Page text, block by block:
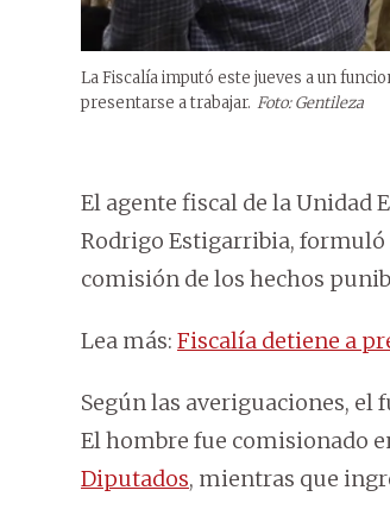
La Fiscalía imputó este jueves a un
presentarse a trabajar. Foto: Gentileza
El agente fiscal de la Unidad
Rodrigo Estigarribia,
comisión de los hechos
Lea más: Fiscalía detiene a
Según las averiguaciones,
El hombre fue comisionado
Diputados, mientras que